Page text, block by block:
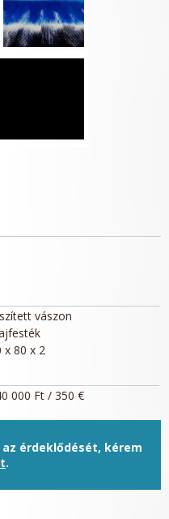
vászon
x 80 x 2
000 Ft / 350 €
érdeklődését, kérem
.